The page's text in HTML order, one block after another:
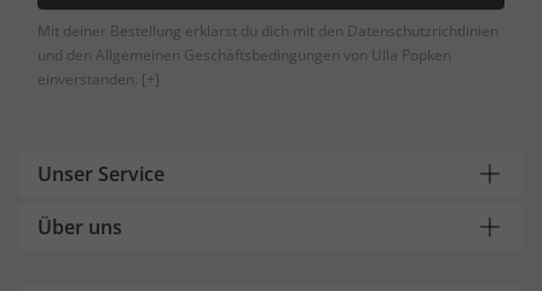
Mit deiner Bestellung erklärst du dich mit den Datenschutzrichtlinien
und den Allgemeinen Geschäftsbedingungen von Ulla Popken
einverstanden. [+]
Unser Service
Über uns